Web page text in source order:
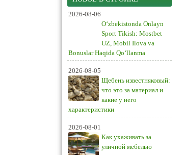
2026-08-06
O‘zbekistonda Onlayn
Sport Tikish: Mostbet
UZ, Mobil Ilova va
Bonuslar Haqida Qo‘llanma
2026-08-05
Щебень известняковый:
что это за материал и
какие у него
характеристики
2026-08-01
Как ухаживать за
уличной мебелью